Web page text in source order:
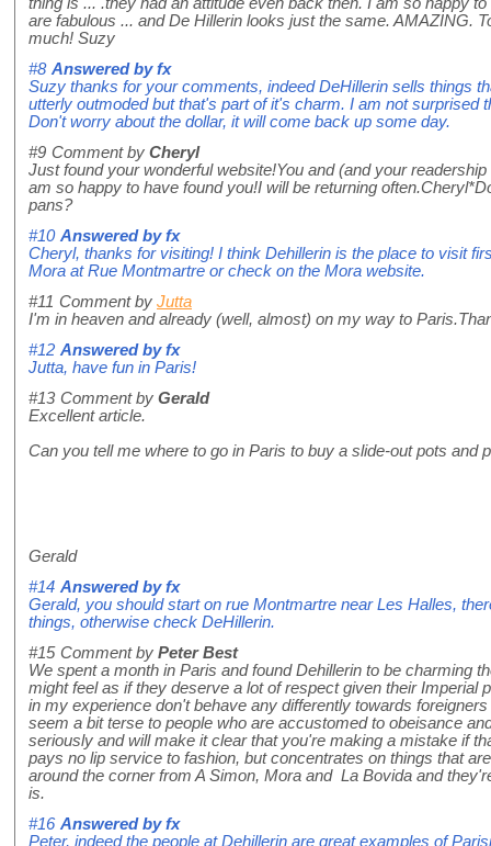
are fabulous ... and De Hillerin looks just the same. AMAZING.
much! Suzy
#8 Answered byfx
Suzy thanks for your comments, indeed DeHillerin sells things
utterly outmoded but that's part of it's charm. I am not surprised
Don't worry about the dollar, it will come back up some day.
#9 Comment by Cheryl
Just found your wonderful website!You and (and your
am so happy to have found you!I will be returning
pans?
#10 Answered byfx
Cheryl, thanks for visiting! I think Dehillerin is the place to visit
Mora at Rue Montmartre or check on the Mora website.
#11 Comment by Jutta
I'm in heaven and already (well, almost) on my way to
#12 Answered byfx
Jutta, have fun in Paris!
#13 Comment by Gerald
Excellent article.
Can you tell me where to go in Paris to buy a slide-out pots and
Gerald
#14 Answered byfx
Gerald, you should start on rue Montmartre near Les Halles,
things, otherwise check DeHillerin.
#15 Comment by Peter Best
We spent a month in Paris and found Dehillerin to be charming
might feel as if they deserve a lot of respect given their Imperial
in my experience don't behave any differently towards
seem a bit terse to people who are accustomed to obeisance
seriously and will make it clear that you're making a mistake if
pays no lip service to fashion, but concentrates on things that
around the corner from A Simon, Mora and La Bovida and
is.
#16 Answered byfx
Peter, indeed the people at Dehillerin are great examples of